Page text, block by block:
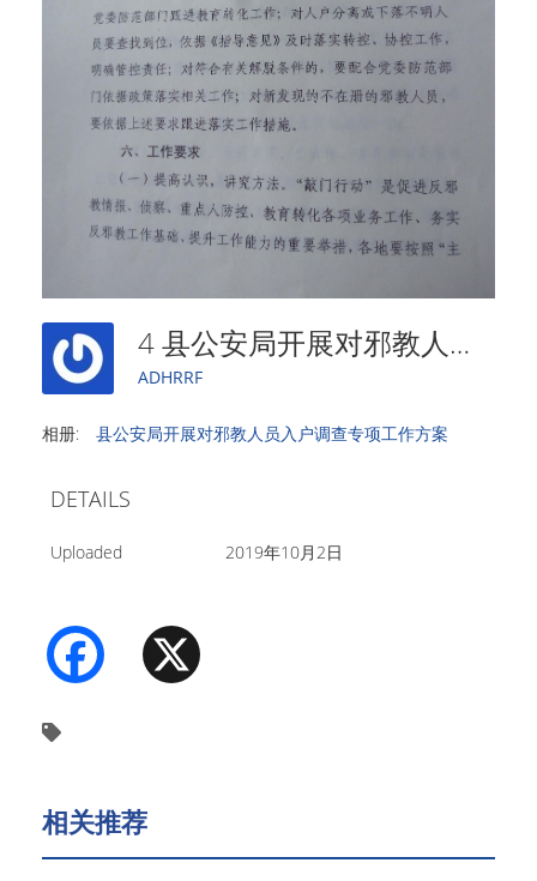
4 县公安局开展对邪教人员入户调查专项工作方案
ADHRRF
相册: 县公安局开展对邪教人员入户调查专项工作方案
DETAILS
Uploaded 2019年10月2日
Facebook
相关推荐